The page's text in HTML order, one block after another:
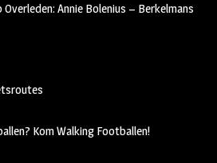
Overleden: Annie Bolenius – Berkelmans
Kom Walking Footballen!